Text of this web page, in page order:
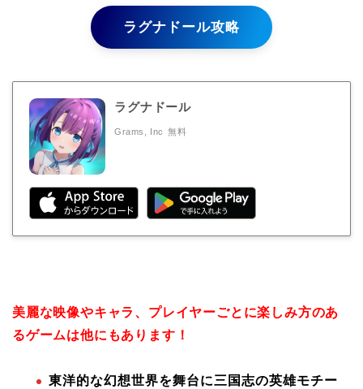
ラグナドール攻略
ラグナドール
Grams, Inc 無料
美麗な映像やキャラ、プレイヤーごとに楽しみ方のあ
るゲームは他にもあります！
東洋的な幻想世界を舞台に三国志の英雄モチー